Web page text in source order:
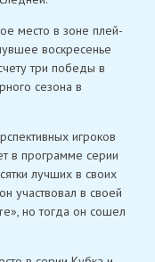
место в зоне плей-
воскресенье
три победы в
сезона в
игроков
в программе серии
лучших в своих
участвовал в своей
но тогда он сошел